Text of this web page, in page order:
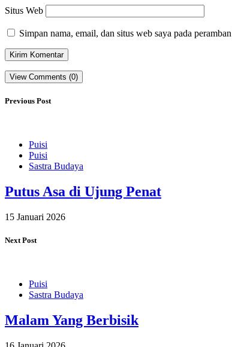
Situs Web
Simpan nama, email, dan situs web saya pada
View Comments (0)
Previous Post
Puisi
Puisi
Sastra Budaya
Putus Asa di Ujung Penat
15 Januari 2026
Next Post
Puisi
Sastra Budaya
Malam Yang Berbisik